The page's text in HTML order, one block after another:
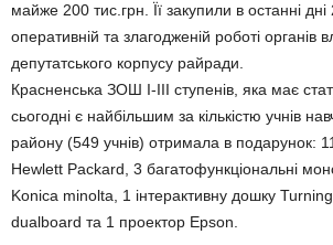
майже 200 тис.грн. Її закупили в останні
оперативній та злагодженій роботі органів
депутатського корпусу райради.
Красненська ЗОШ І-ІІІ ступенів, яка має
сьогодні є найбільшим за кількістю учнів
району (549 учнів) отримала в подарунок:
Hewlett Packard, 3 багатофункціональні
Konica minolta, 1 інтерактивну дошку
dualboard та 1 проектор Epson.